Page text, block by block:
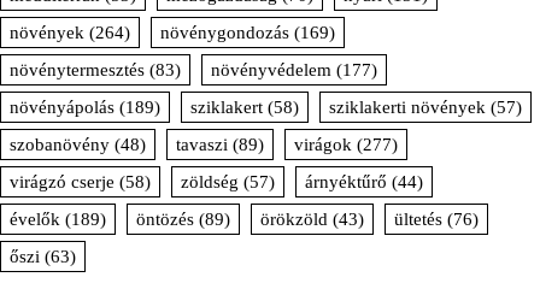
növények (264) növénygondozás (169)
növénytermesztés (83) növényvédelem (177)
növényápolás (189) sziklakert (58) sziklakerti növények (57)
szobanövény (48) tavaszi (89) virágok (277)
virágzó cserje (58) zöldség (57) árnyéktűrő (44)
évelők (189) öntözés (89) örökzöld (43) ültetés (76)
őszi (63)